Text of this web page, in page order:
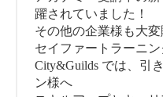
躍されていました！
その他の企業様も大変
セイファートラーニ
City&Guilds では、引
ン様へ